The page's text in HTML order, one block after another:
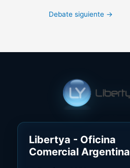
Debate siguiente →
Libertya - Oficina
Comercial Argentina